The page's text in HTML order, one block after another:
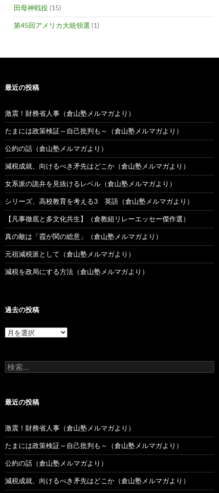
田母神戦役 (15)
第45回アメリカ大統領選 (1)
最近の投稿
激震！財務省人事（倉山塾メルマガより）
たまには政策検証～自己批判も～（倉山塾メルマガより）
公約の話（倉山塾メルマガより）
減税成就、向けるべき矛先はどこか（倉山塾メルマガより）
女系派の詭弁を見抜けるレベル（倉山塾メルマガより）
シリーズ、高校教育を考える3 英語（倉山塾メルマガより）
【凡事徹底と多文化共生】（倉教組リレーエッセー傑作選）
真の敵は「霞が関の総意」（倉山塾メルマガより）
元祖減税派として（倉山塾メルマガより）
減税を政局にする方法（倉山塾メルマガより）
過去の投稿
過
去
稿
検
索:
最近の投稿
激震！財務省人事（倉山塾メルマガより）
たまには政策検証～自己批判も～（倉山塾メルマガより）
公約の話（倉山塾メルマガより）
減税成就、向けるべき矛先はどこか（倉山塾メルマガより）